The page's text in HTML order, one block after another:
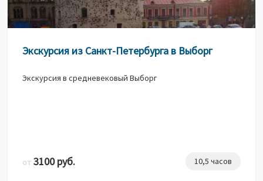
Экскурсия из Санкт-Петербурга в Выборг
Экскурсия в средневековый Выборг
от 3100 руб. 10,5 часов